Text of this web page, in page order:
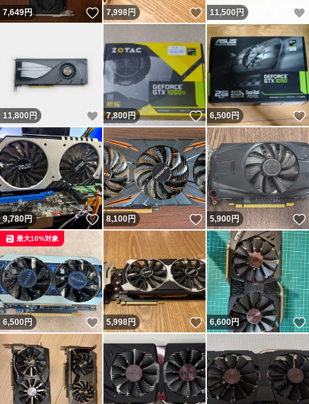
7,649円 いいね！
7,998円 いいね！
11,500 円
11,800 円 いいね！
7,800円 いいね！
6,500円
9,780円 いいね！
8,100円 いいね！
5,900円
6,500円 いいね！
最大10%対象
5,998円 いいね！
6,600円